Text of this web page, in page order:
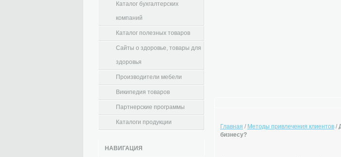
Каталог бухгалтерских
компаний
Каталог полезных товаров
Сайты о здоровье, товары для
здоровья
Производители мебели
Википедия товаров
Партнерские программы
Каталоги продукции
НАВИГАЦИЯ
Главная / Методы привлечения клиентов /
бизнесу?